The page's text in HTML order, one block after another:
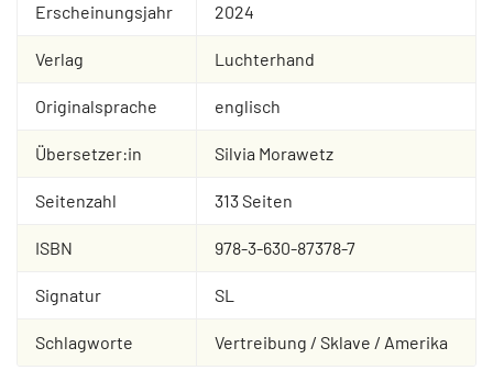
Erscheinungsjahr 2024
Verlag Luchterhand
Originalsprache englisch
Übersetzer:in Silvia Morawetz
Seitenzahl 313 Seiten
ISBN 978-3-630-87378-7
Signatur SL
Schlagworte Vertreibung / Sklave / Amerika